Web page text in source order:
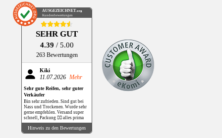
AUSGEZEICHNET .org
Kundenbewertungen
SEHR GUT
4.39 / 5.00
263 Bewertungen
Kiki
11.07.2026 Mehr
Sehr gute Reifen, sehr guter
Verkäufer
Bin sehr zufrieden. Sind gut bei
Nass und Trockenen. Wurde sehr
gerne empfehlen. Versand super
schnell, Packung 👌🏻 alles prima
Hinweis zu den Bewertungen